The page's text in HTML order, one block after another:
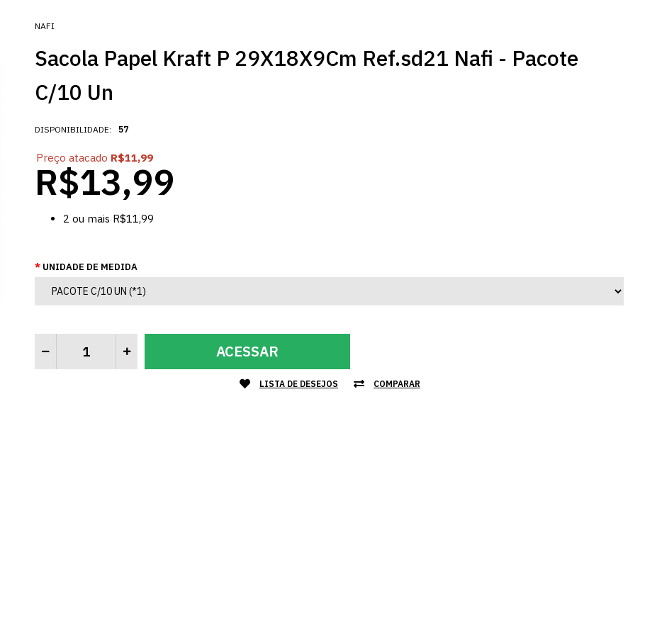
NAFI
Sacola Papel Kraft P 29X18X9Cm Ref.sd21 Nafi - Pacote
C/10 Un
DISPONIBILIDADE: 57
Preço atacado R$11,99
R$13,99
2 ou mais R$11,99
UNIDADE DE MEDIDA
ACESSAR
LISTA DE DESEJOS COMPARAR